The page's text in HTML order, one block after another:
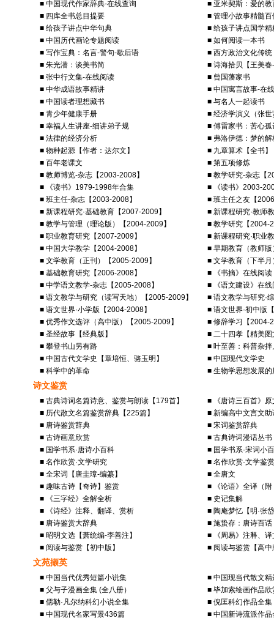
■ 中国现代作家辞典-在线查询
■ 亚米契斯：爱的教
■ 四库全书总目提要
■ 管理小故事精髓百
■ 给孩子讲点中华句典
■ 给孩子讲点国学精
■ 中国历代画论专题阅读
■ 如何阅读一本书
■ 写作宝典：名言-警句-歇后语
■ 西方政治文化传
■ 朱光潜：谈美书简
■ 诗海拾贝【王美春
■ 张中行文集-在线阅读
■ 曾国藩家书
■ 中华成语故事精讲
■ 中国寓言故事-在
■ 中国读者理想藏书
■ 与名人一起读书
■ 青少年健康手册
■ 经济学演义（张世
■ 幸福人生讲座-细讲弟子规
■ 傅雷家书：苦心
■ 法律的经济分析
■ 弗洛伊德：梦的解
■ 物种起源【作者：达尔文】
■ 九章算术【全书】
■ 百年老课文
■ 第五项修炼
■ 教师博览-杂志【2003-2008】
■ 教学研究-杂志【
■ 《读书》1979-1998年合集
■ 《读书》2003-
■ 班主任-杂志【2003-2008】
■ 班主任之友【
■ 新课程研究·基础教育【2007-2009】
■ 新课程研究·教师
■ 教学与管理（理论版）【2004-2009】
■ 教学研究【2004-
■ 职业教育研究【2007-2009】
■ 新课程研究·职业
■ 中国大学教学【2004-2008】
■ 早期教育（教师
■ 文学教育（正刊）【2005-2009】
■ 文学教育（下半
■ 基础教育研究【2006-2008】
■ 《书摘》在线阅
■ 中学语文教学-杂志【2005-2008】
■ 《语文建设》在
■ 语文教学与研究（读写天地）【2005-2009】
■ 语文教学与研究·
■ 语文世界·小学版【2004-2008】
■ 语文世界·初中版
■ 优秀作文选评（高中版）【2005-2009】
■ 修辞学习【2004-
■ 圣经故事【经典版】
■ 二十四孝【精美图
■ 攀登书山另有路
■ 叶至善：科普杂拌
■ 中国古代文学史【章培恒、骆玉明】
■ 中国现代文学史
■ 科学中的革命
■ 生物学思想发展的
诗文鉴赏
■ 古典诗词名篇诗意、鉴赏与朗读【179首】
■ 《唐诗三百首》
■ 历代散文名篇鉴赏辞典【225篇】
■ 新编高中文言文
■ 唐诗鉴赏辞典
■ 宋词鉴赏辞典
■ 古诗画意欣赏
■ 古典诗词漫话丛书
■ 国学书系·唐诗小百科
■ 国学书系·宋词小
■ 名作欣赏·文学研究
■ 名作欣赏·文学鉴赏
■ 全宋词【唐圭璋-编纂】
■ 全唐文
■ 趣味古诗【奇诗】鉴赏
■ 《论语》全译（
■ 《三字经》全解全析
■ 史记集解
■ 《诗经》注释、翻译、赏析
■ 陶庵梦忆【明·张
■ 唐诗鉴赏大辞典
■ 施蛰存：唐诗百话
■ 昭明文选【萧统编-李善注】
■ 《周易》注释、
■ 阅读与鉴赏【初中版】
■ 阅读与鉴赏【高中
文苑撷英
■ 中国当代优秀短篇小说集
■ 中国现当代散文精
■ 父与子漫画全集 (全八册）
■ 毕加索绘画作品欣
■ 儒勒·凡尔纳科幻小说全集
■ 倪匡科幻作品全集
■ 中国现代名家写景436篇
■ 中国新诗流派作品